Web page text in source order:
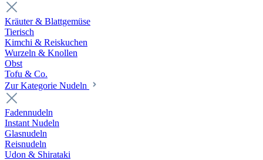
Kräuter & Blattgemüse
Tierisch
Kimchi & Reiskuchen
Wurzeln & Knollen
Obst
Tofu & Co.
Zur Kategorie Nudeln
Fadennudeln
Instant Nudeln
Glasnudeln
Reisnudeln
Udon & Shirataki